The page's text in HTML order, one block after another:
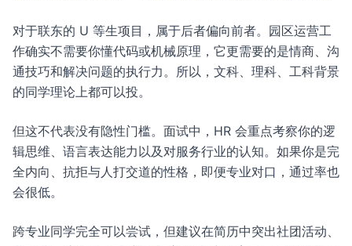
对于联东的 U 等生项目，属于后者偏向前者。园区运营工
作确实不需要你懂代码或机械原理，它更需要的是情商、沟
通技巧和解决问题的执行力。所以，文科、理科、工科背景
的同学理论上都可以投。
但这不代表没有隐性门槛。面试中，HR 会重点考察你的逻
辑思维、语言表达能力以及对服务行业的认知。如果你是完
全内向、抗拒与人打交道的性格，即便专业对口，通过率也
会很低。
跨专业同学完全可以尝试，但建议在简历中突出社团活动、